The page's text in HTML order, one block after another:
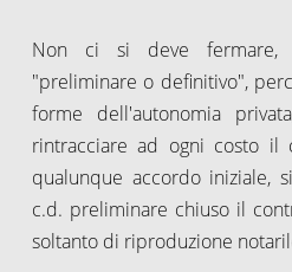
Non ci si deve fermare,
"preliminare o definitivo",
forme dell'autonomia
rintracciare ad ogni costo il
qualunque accordo iniziale,
c.d. preliminare chiuso il
soltanto di riproduzione